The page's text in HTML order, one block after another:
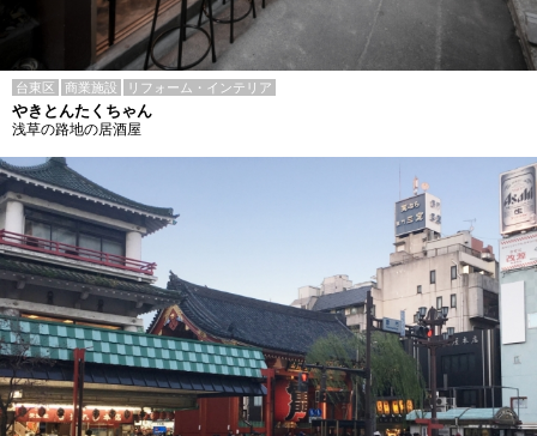
台東区 商業施設 リフォーム・インテリア
やきとんたくちゃん
浅草の路地の居酒屋